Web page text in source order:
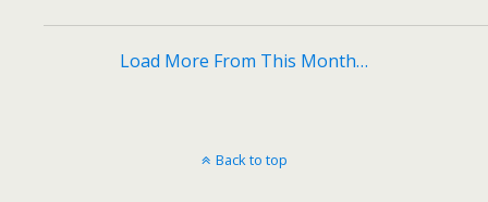
Load More From This Month…
Back to top